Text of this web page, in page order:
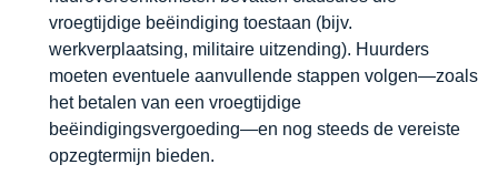
vroegtijdige beëindiging toestaan (bijv.
werkverplaatsing, militaire uitzending). Huurders
moeten eventuele aanvullende stappen volgen—zoals
het betalen van een vroegtijdige
beëindigingsvergoeding—en nog steeds de vereiste
opzegtermijn bieden.